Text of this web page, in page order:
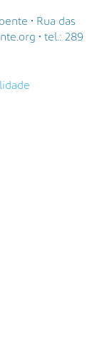
• Rua das
• tel.: 289